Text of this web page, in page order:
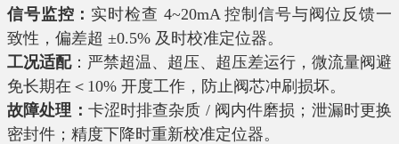
信号监控： 实时检查 4~20mA 控制信号与阀位反馈一
致性，偏差超 ±0.5% 及时校准定位器。
工况适配：严禁超温、超压、超压差运行，微流量阀避
免长期在＜10% 开度工作，防止阀芯冲刷损坏。
故障处理： 卡涩时排查杂质 / 阀内件磨损；泄漏时更换
密封件；精度下降时重新校准定位器。